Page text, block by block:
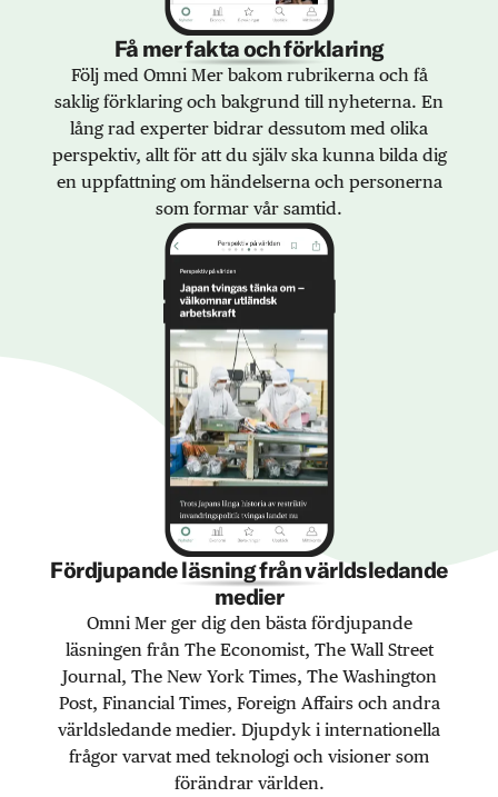
Få mer fakta och förklaring
Följ med Omni Mer bakom rubrikerna och få
saklig förklaring och bakgrund till nyheterna. En
lång rad experter bidrar dessutom med olika
perspektiv, allt för att du själv ska kunna bilda dig
en uppfattning om händelserna och personerna
som formar vår samtid.
Fördjupande läsning från världsledande
medier
Omni Mer ger dig den bästa fördjupande
läsningen från The Economist, The Wall Street
Journal, The New York Times, The Washington
Post, Financial Times, Foreign Affairs och andra
världsledande medier. Djupdyk i internationella
frågor varvat med teknologi och visioner som
förändrar världen.